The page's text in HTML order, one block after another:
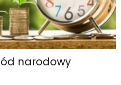
narodowy